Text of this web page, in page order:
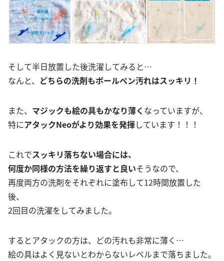
そして半日放置した後洗濯してみると…
なんと、 どちらの洗剤もボールペン汚れはスッキリ！
また、 マジックも絵の具もかなり薄く なっていますが、
特にアタックNeoがより効果を発揮しています！！！
これでスッキリ落ちない場合には、
何度か同様の方法を繰り返すと良いそうなので、
再度両方の洗剤をそれぞれに塗布して12時間放置した
後、
2回目の洗濯をしてみました。
するとアタックの方は、どの汚れも非常に薄く…
絵の具はよく見ないとわからないレベルまで落ちました。